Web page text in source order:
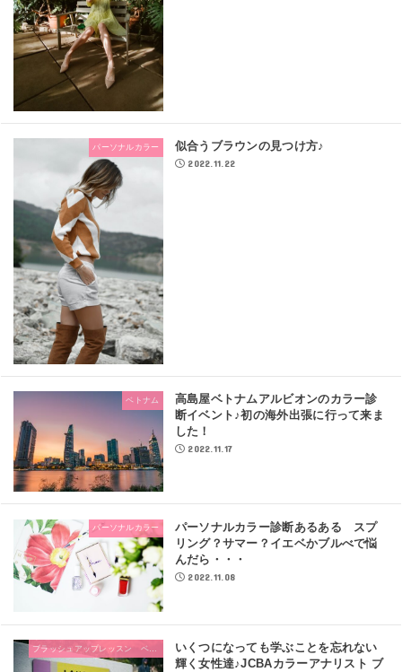
パーソナルカラー 似合うブラウンの見つけ方♪
2022.11.22
ベトナム
高島屋ベトナムアルビオンのカラー診
断イベント♪初の海外出張に行って来ま
した！
2022.11.17
パーソナルカラー
パーソナルカラー診断あるある スプ
リング？サマー？イエベかブルべで悩
んだら・・・
2022.11.08
いくつになっても学ぶことを忘れない
輝く女性達♪JCBAカラーアナリスト ブ